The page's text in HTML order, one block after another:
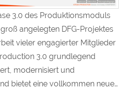
3.0 des Produktionsmoduls
angelegten DFG-Projektes
vieler engagierter Mitglieder
3.0 grundlegend
modernisiert und
bietet eine vollkommen neue…